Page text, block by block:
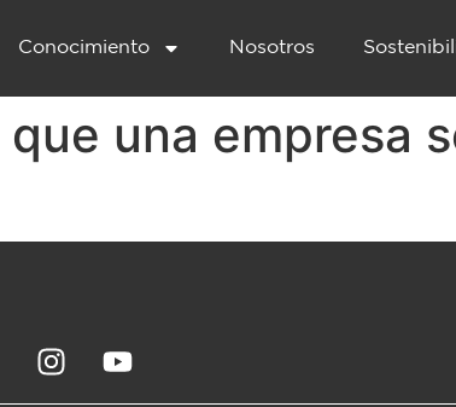
Conocimiento Nosotros
una empresa